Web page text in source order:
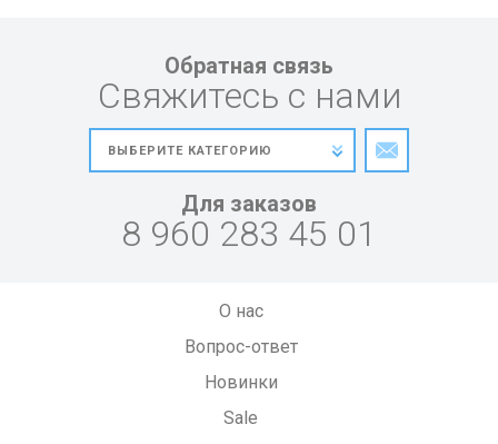
Обратная связь
Свяжитесь с нами
Для заказов
8 960 283 45 01
О нас
Вопрос-ответ
Новинки
Sale